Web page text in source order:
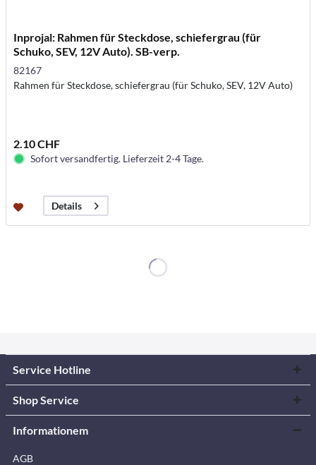
Inprojal: Rahmen für Steckdose, schiefergrau (für
Schuko, SEV, 12V Auto). SB-verp.
82167
Rahmen für Steckdose, schiefergrau (für Schuko, SEV, 12V Auto)
2.10 CHF
Sofort versandfertig. Lieferzeit 2-4 Tage.
Details
Service Hotline
Shop Service
Informationem
AGB